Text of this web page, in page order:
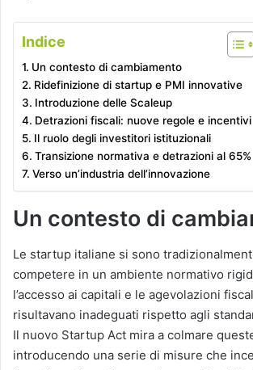
Indice
Un contesto di cambiamento
Ridefinizione di startup e PMI innovative
Introduzione delle Scaleup
Detrazioni fiscali: nuove regole e incentivi
Il ruolo degli investitori istituzionali
Transizione normativa e detrazioni al 65%
Verso un’industria dell’innovazione
Un contesto di
Le startup italiane si sono
competere in un ambiente normativo
l’accesso ai capitali e le agevolazioni
risultavano inadeguati rispetto agli
Il nuovo Startup Act mira a colmare
introducendo una serie di misure che